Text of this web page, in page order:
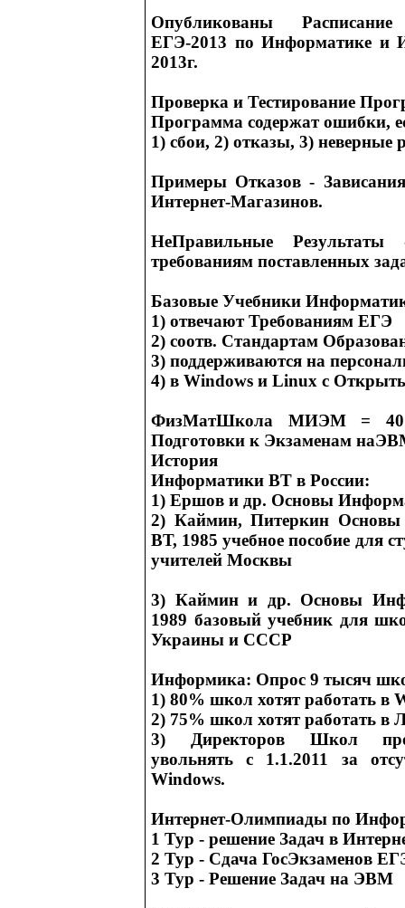
Опубликованы
ЕГЭ-2013 по Информатике и
2013г.
Проверка и Тестирование
Программа содержат ошибки,
1) сбои, 2) отказы, 3) неверные
Примеры Отказов -
Интернет-Магазинов.
НеПравильные Результаты
требованиям поставленных
Базовые Учебники
1) отвечают Требованиям ЕГЭ
2) соотв. Стандартам
3) поддерживаются на
4) в Windows и Linux с
ФизМатШкола МИЭМ = 40
Подготовки к Экзаменам
История
Информатики ВТ в России:
1) Ершов и др. Основы
2) Каймин, Питеркин
ВТ, 1985 учебное пособие для
учителей Москвы
3) Каймин и др. Основы
1989 базовый учебник для
Украины и СССР
Информика: Опрос 9 тысяч
1) 80% школ хотят работать в
2) 75% школ хотят работать в
3) Директоров Школ
увольнять с 1.1.2011 за
Windows.
Интернет-Олимпиады по
1 Тур - решение Задач в
2 Тур - Сдача ГосЭкзаменов
3 Тур - Решение Задач на ЭВМ